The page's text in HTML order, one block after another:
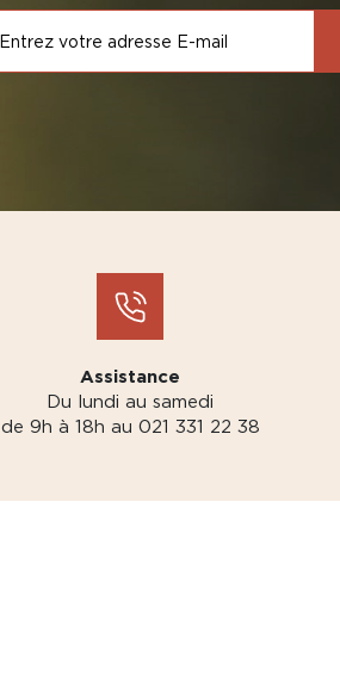
Assistance
Du lundi au samedi
de 9h à 18h au 021 331 22 38